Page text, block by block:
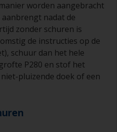
worden aangebracht
nadat de
zonder schuren is
de instructies op de
schuur dan het hele
P280 en stof het
pluizende doek of een